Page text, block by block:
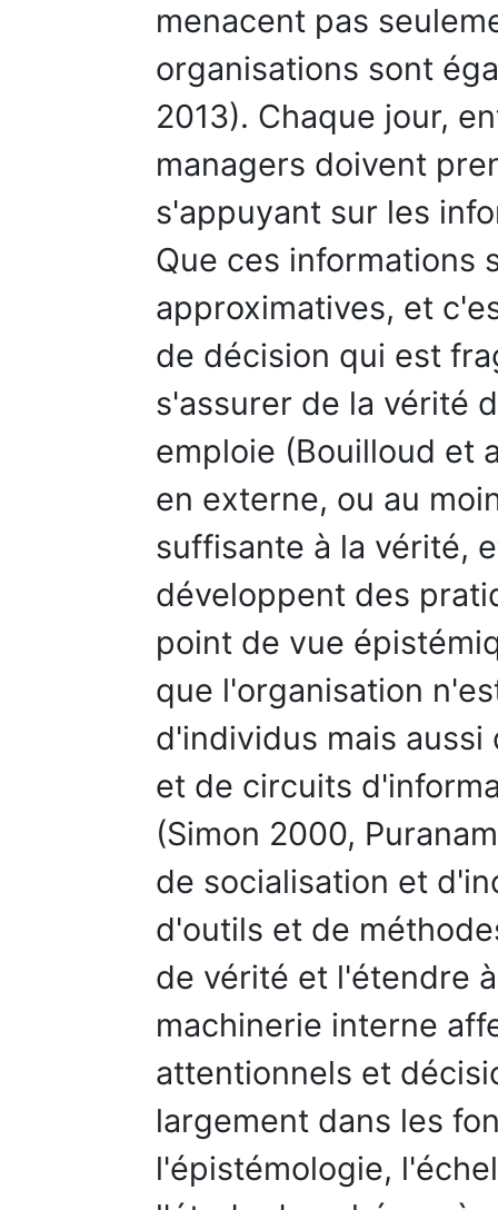
menacent pas
organisations sont
2013). Chaque jour,
managers doivent
s'appuyant sur les
Que ces informations
approximatives, et
de décision qui est
s'assurer de la vérité
emploie (Bouilloud et
en externe, ou au
suffisante à la vérité,
développent des
point de vue
que l'organisation
d'individus mais
et de circuits
(Simon 2000,
de socialisation et
d'outils et de
de vérité et l'étendre
machinerie interne
attentionnels et
largement dans les
l'épistémologie,